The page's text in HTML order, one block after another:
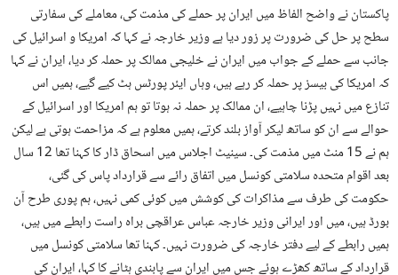
پاکستان نے واضح الفاظ میں ایران پر حملے کی مذمت کی، معاملے کی سفارتی
سطح پر حل کی ضرورت پر زور دیا ہے وزیر خارجہ نے کہا کہ امریکا و اسرائیل کی
جانب سے حملے کے جواب میں ایران نے خلیجی ممالک پر حملہ کر دیا، ایران نے کہا
کہ امریکا کی بیسز پر حملہ کر رہے ہیں، وہاں ایئر پورٹس ہٹ کیے گیے، ہمیں اس
تنازع میں نہیں پڑنا چاہیے، ان ممالک پر حملہ نہ ہوتا تو ہم امریکا اور اسرائیل کے
حوالے سے ان کو ساتھ لیکر آواز بلند کرتے، ہمیں معلوم ہے کہ مزاحمت ہوتی ہے لیکن
ہم نے 15 منٹ میں مذمت کی۔ سینیٹ اجلاس میں اسحاق ڈار کا کہنا تھا 12 سال
بعد اقوام متحدہ سلامتی کونسل میں اتفاق رائے سے قرارداد پاس کی گئی،
حکومت کی طرف سے مذاکرات کی کوشش میں کوئی کمی نہیں، ہم پوری طرح آن
بورڈ ہیں، میں اور ایرانی وزیر خارجہ عباس عراقچی براہ راست رابطے میں ہیں،
ہمیں رابطے کے لیے دفتر خارجہ کی ضرورت نہیں۔ کہنا تھا سلامتی کونسل میں
قرارداد کے ساتھ کھڑے ہوئے جس میں ایران سے پابندی ہٹانے کا کہا، ایران کی